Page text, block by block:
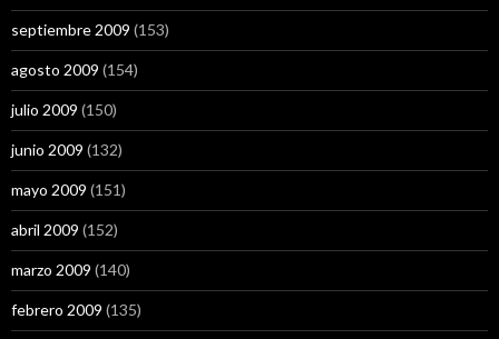
septiembre 2009 (153)
agosto 2009 (154)
julio 2009 (150)
junio 2009 (132)
mayo 2009 (151)
abril 2009 (152)
marzo 2009 (140)
febrero 2009 (135)